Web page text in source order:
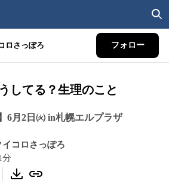
ロさっぽろ フォロー
してる？生理のこと
6月2日㈫ in札幌エルプラザ
コロさっぽろ
分